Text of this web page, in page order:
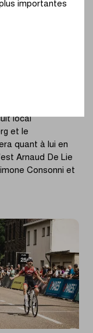
de Saint-Trond, le
du jour : le
sur
local
et le
quant à lui en
Arnaud De Lie
Consonni et
importantes